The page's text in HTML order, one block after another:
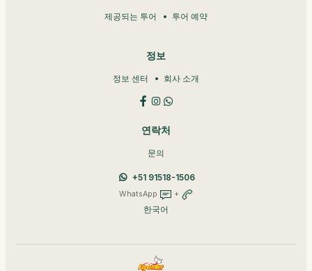
제공되는 투어 투어 예약
정보
정보 센터 회사 소개
연락처
문의
+51 91518-1506
WhatsApp +
한국어